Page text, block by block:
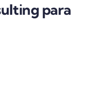
para